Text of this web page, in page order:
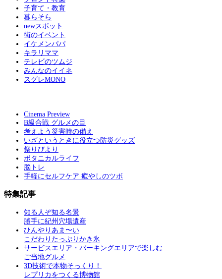
子育て・教育
暮らそら
newスポット
街のイベント
イケメンパパ
キラリママ
テレビのツムジ
みんなのイイネ
スグレMONO
Cinema Preview
B級合戦 グルメの目
考えよう災害時の備え
いざというときに役立つ防災グッズ
祭りびより
ボタニカルライフ
脳トレ
手軽にセルフケア 癒やしのツボ
特集記事
知る人ぞ知る名景
勝手に紀州穴場遺産
ひんやりあま〜い
こだわりたっぷりかき氷
サービスエリア・パーキングエリアで楽しむ
ご当地グルメ
3D技術で本物そっくり！
レプリカをつくる博物館